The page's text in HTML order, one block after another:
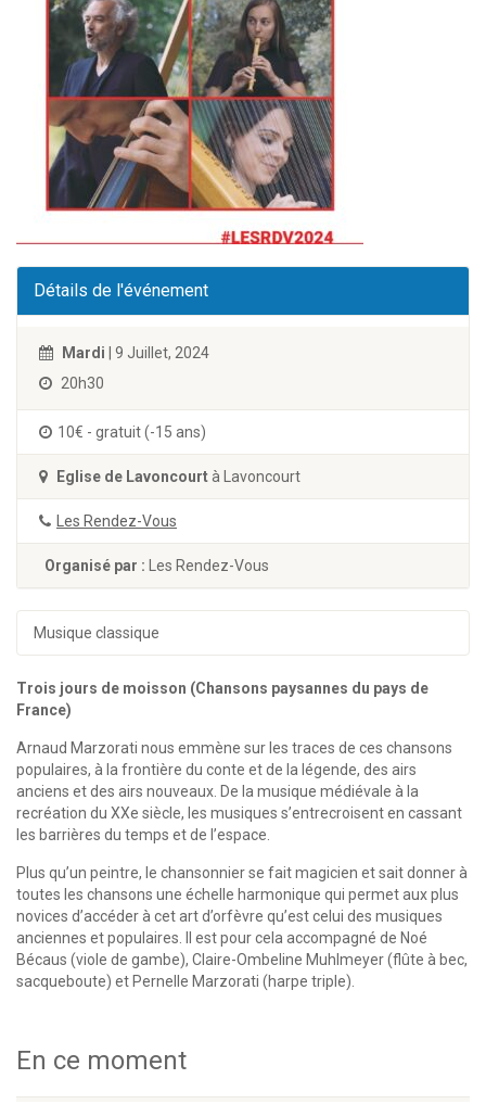
Détails de l'événement
Mardi | 9 Juillet, 2024
20h30
10€ - gratuit (-15 ans)
Eglise de Lavoncourtà Lavoncourt
Les Rendez-Vous
Organisé par : Les Rendez-Vous
Musique classique
Trois jours de moisson (Chansons paysannes du pays de
France)
Arnaud Marzorati nous emmène sur les traces de ces chansons
populaires, à la frontière du conte et de la légende, des airs
anciens et des airs nouveaux. De la musique médiévale à la
recréation du XXe siècle, les musiques s’entrecroisent en cassant
les barrières du temps et de l’espace.
Plus qu’un peintre, le chansonnier se fait magicien et sait donner à
toutes les chansons une échelle harmonique qui permet aux plus
novices d’accéder à cet art d’orfèvre qu’est celui des musiques
anciennes et populaires. Il est pour cela accompagné de Noé
Bécaus (viole de gambe), Claire-Ombeline Muhlmeyer (flûte à bec,
sacqueboute) et Pernelle Marzorati (harpe triple).
En ce moment